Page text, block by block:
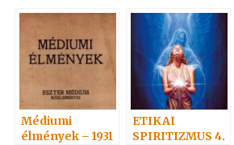
mellett
Médiumi
élmények – 1931
ETIKAI
SPIRITIZMUS 4.